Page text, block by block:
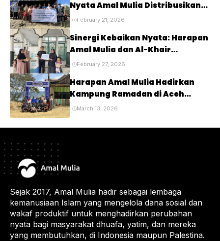
Nyata Amal Mulia Distribusikan
Bantuan di Wilayah Terisolasi
February 21, 2026
Sinergi Kebaikan Nyata: Harapan
Amal Mulia dan Al-Khair
Foundation Tebar Iftar di Pelosok
February 27, 2026
Harapan Amal Mulia Hadirkan
Kampung Ramadan di Aceh
Tengah untuk Pulihkan
March 13, 2026
Sejak 2017, Amal Mulia hadir sebagai lembaga
kemanusiaan Islam yang mengelola dana sosial dan
wakaf produktif untuk menghadirkan perubahan
nyata bagi masyarakat dhuafa, yatim, dan mereka
yang membutuhkan, di Indonesia maupun Palestina.